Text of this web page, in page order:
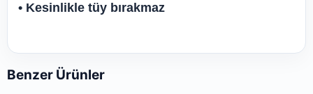
• Kesinlikle tüy bırakmaz
Benzer Ürünler